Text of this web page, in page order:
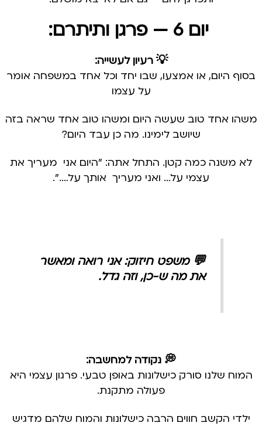
יום 6 — פרגן ותיתרם:
💡 רעיון לעשייה:
בסוף היום, או אמצעו, שבו יחד וכל אחד במשפחה אומר
על עצמו
משהו אחד טוב שעשה היום ומשהו טוב אחד שראה בזה
שיושב לימינו. מה כן עבד היום?
לא משנה כמה קטן. התחל אתה: "היום אני מעריך את
עצמי על… ואני מעריך אותך על….".
💬 משפט חיזוק:אני רואה ומאשר
את מה ש-כן, וזה גדל.
💭 נקודה למחשבה:
המוח שלנו סורק כישלונות באופן טבעי. פרגון עצמי היא
פעולה מתקנת.
ילדי הקשב חווים הרבה כישלונות והמוח שלהם מדגיש